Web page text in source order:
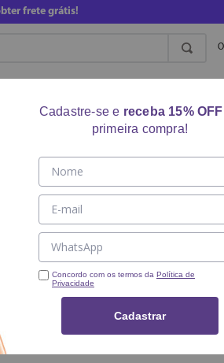
frete grátis!
DUO SABONETE
20,80sem juros
Cadastre-se e receba 15% OFF
primeira compra!
Concordo com os termos da Política de
Privacidade
Cadastrar